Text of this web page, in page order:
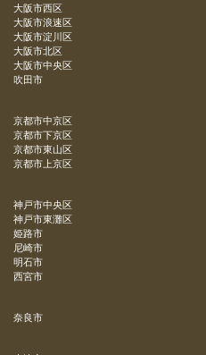
大阪市西区
大阪市浪速区
大阪市淀川区
大阪市北区
大阪市中央区
吹田市
京都市中京区
京都市下京区
京都市東山区
京都市上京区
神戸市中央区
神戸市東灘区
姫路市
尼崎市
明石市
西宮市
奈良市